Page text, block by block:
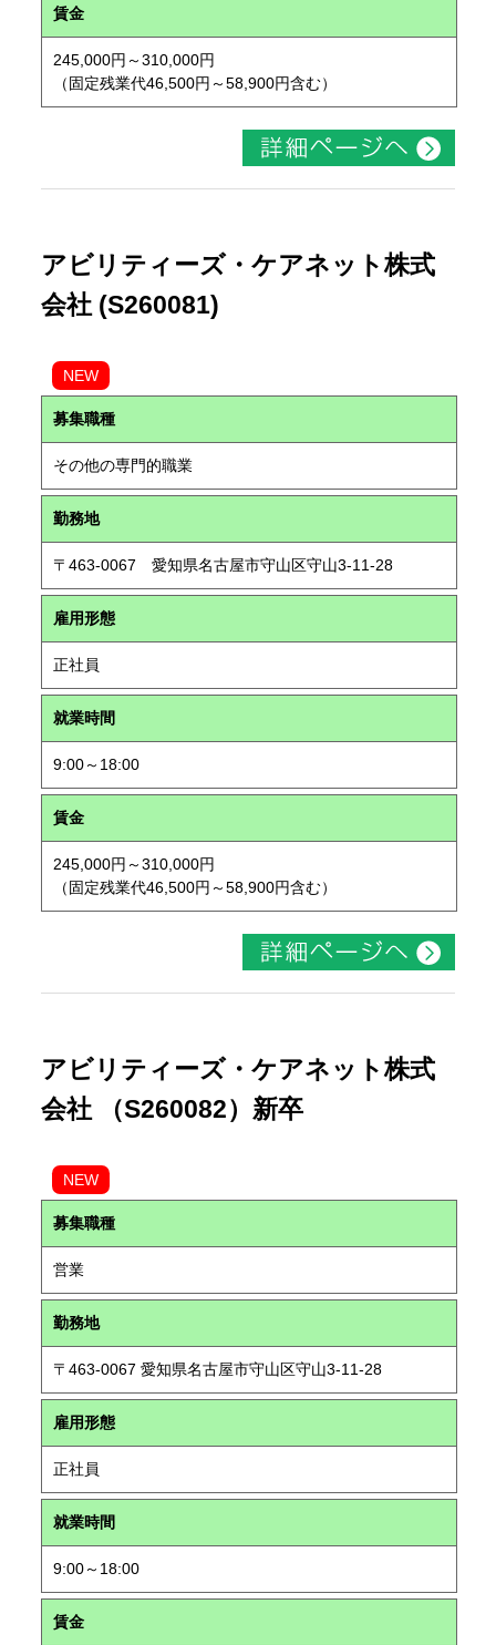
賃金
245,000円～310,000円
（固定残業代46,500円～58,900円含む）
アビリティーズ・ケアネット株式
会社 (S260081)
NEW
募集職種
その他の専門的職業
勤務地
〒463-0067 愛知県名古屋市守山区守山3-11-28
雇用形態
正社員
就業時間
9:00～18:00
賃金
245,000円～310,000円
（固定残業代46,500円～58,900円含む）
アビリティーズ・ケアネット株式
会社 （S260082）新卒
NEW
募集職種
営業
勤務地
〒463-0067 愛知県名古屋市守山区守山3-11-28
雇用形態
正社員
就業時間
9:00～18:00
賃金